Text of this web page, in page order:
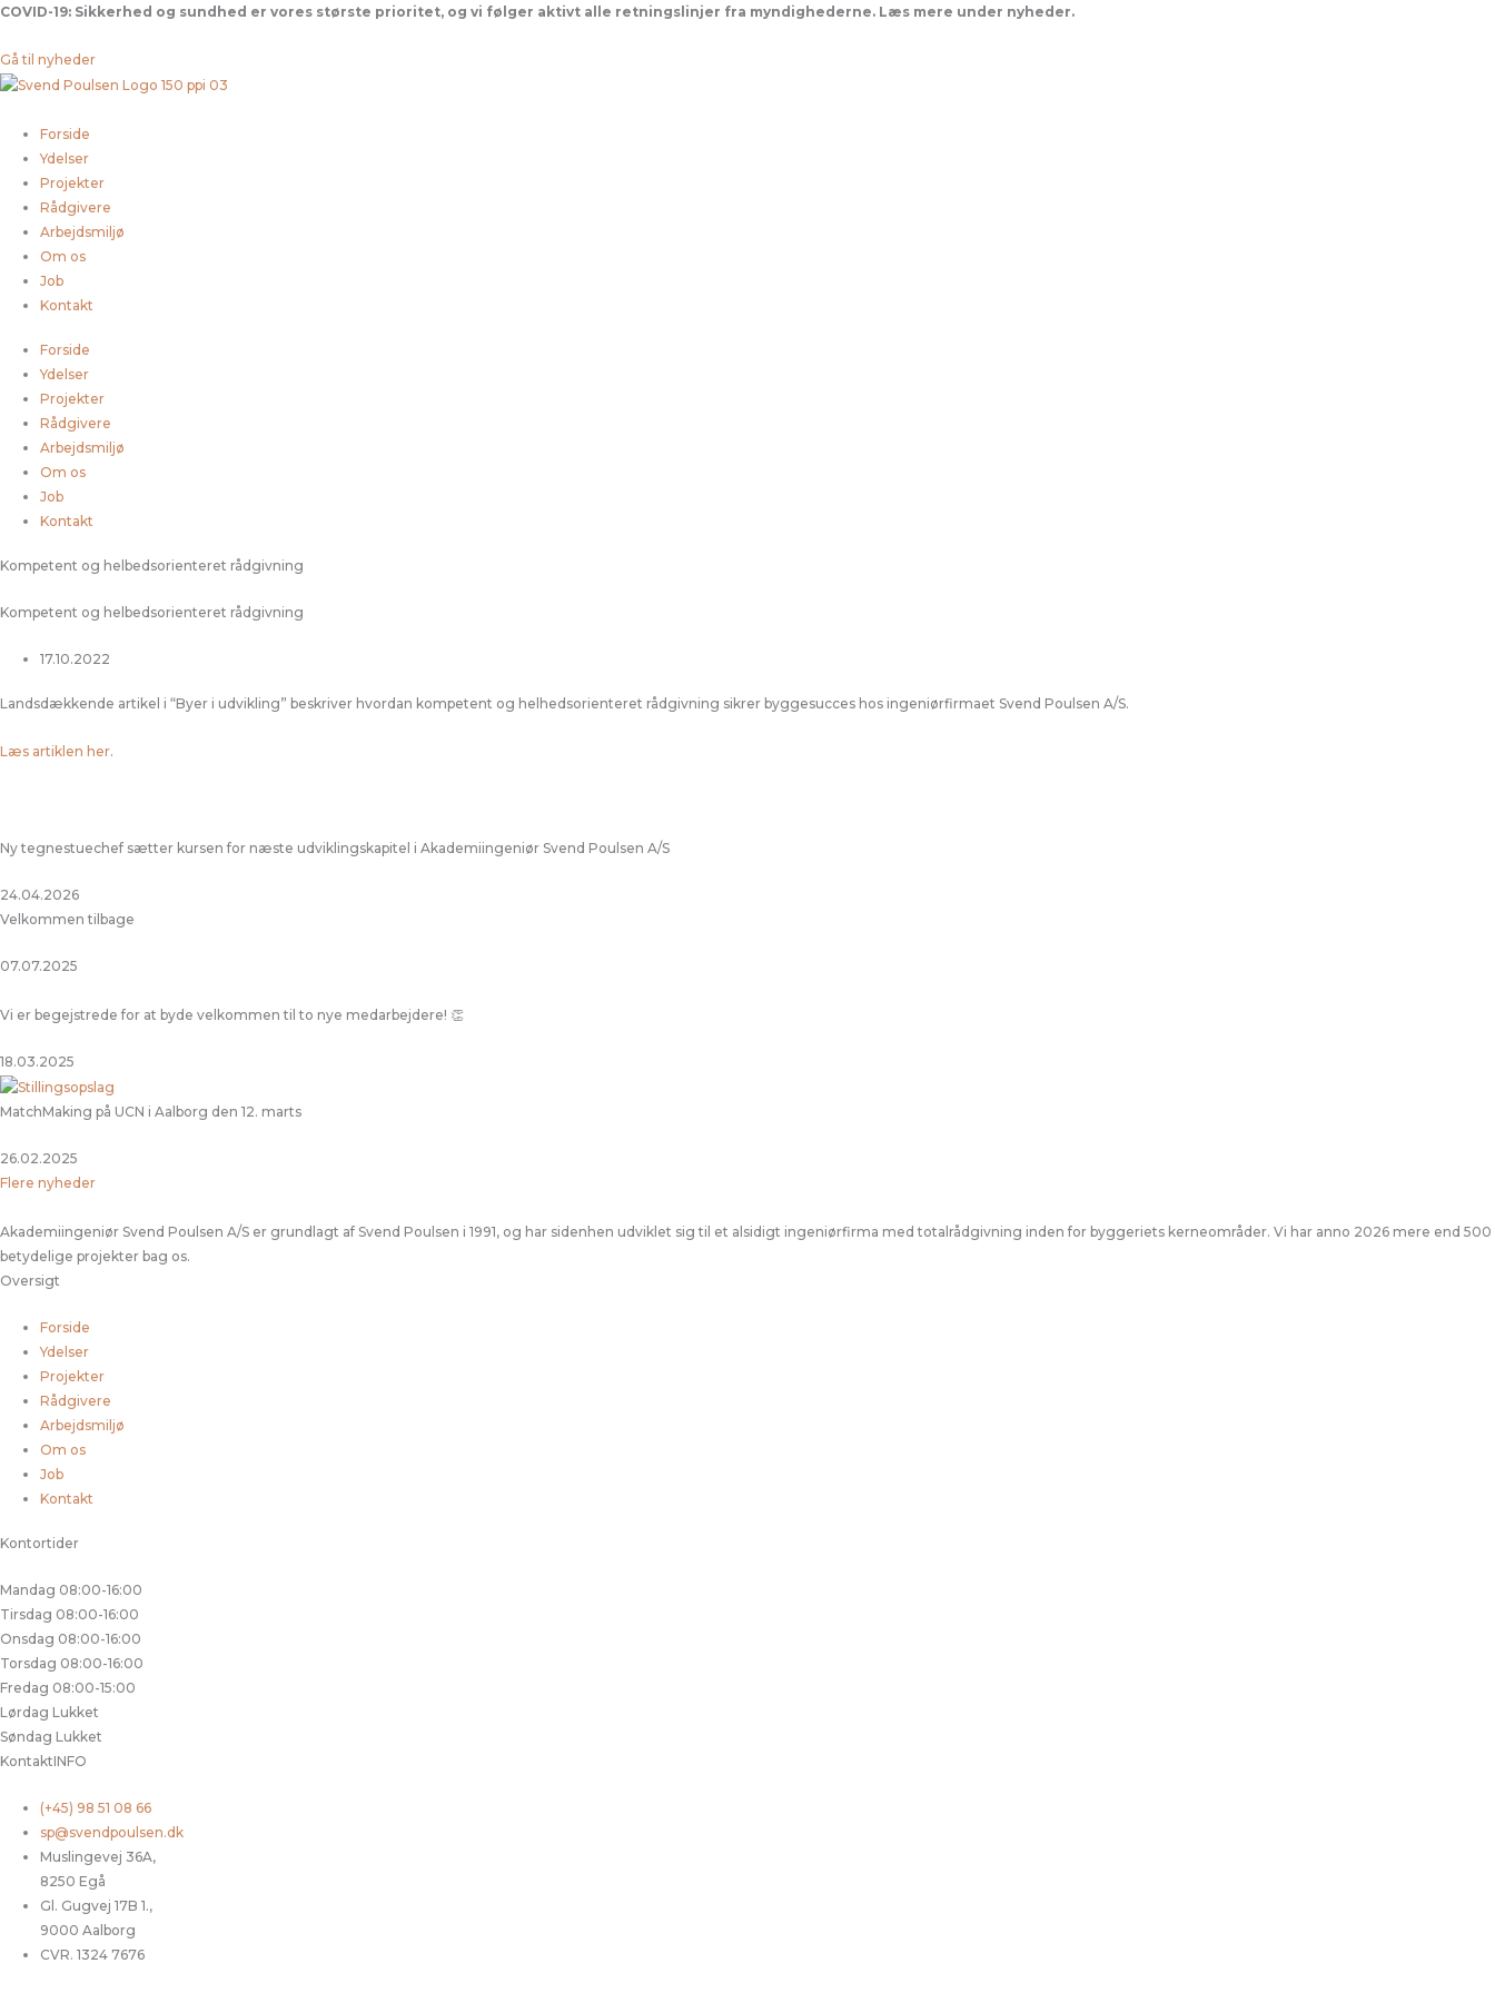
Gå
indholdet
COVID-19: Sikkerhed og sundhed er vores største prioritet, og vi følger aktivt alle retningslinjer fra myndighederne. Læs mere under nyheder.
Gå til nyheder
Forside
Ydelser
Projekter
Rådgivere
Arbejdsmiljø
Om os
Job
Kontakt
Forside
Ydelser
Projekter
Rådgivere
Arbejdsmiljø
Om os
Job
Kontakt
Kompetent og helbedsorienteret rådgivning
Kompetent og helbedsorienteret rådgivning
17.10.2022
Landsdækkende artikel i “Byer i udvikling” beskriver hvordan kompetent og helhedsorienteret rådgivning sikrer byggesucces hos ingeniørfirmaet Svend Poulsen A/S.
Læs artiklen her.
Ny tegnestuechef sætter kursen for næste udviklingskapitel i Akademiingeniør Svend Poulsen A/S
24.04.2026
Velkommen tilbage
07.07.2025
Vi er begejstrede for at byde velkommen til to nye medarbejdere! 👏
18.03.2025
MatchMaking på UCN i Aalborg den 12. marts
26.02.2025
Flere nyheder
Akademiingeniør Svend Poulsen A/S er grundlagt af Svend Poulsen i 1991, og har sidenhen udviklet sig til et alsidigt ingeniørfirma med totalrådgivning inden for byggeriets kerneområder. Vi har anno 2026 mere end 500
betydelige projekter bag os.
Oversigt
Forside
Ydelser
Projekter
Rådgivere
Arbejdsmiljø
Om os
Job
Kontakt
Kontortider
Mandag 08:00-16:00
Tirsdag 08:00-16:00
Onsdag 08:00-16:00
Torsdag 08:00-16:00
Fredag 08:00-15:00
Lørdag Lukket
Søndag Lukket
KontaktINFO
(+45) 98 51 08 66
sp@svendpoulsen.dk
Muslingevej 36A,
8250 Egå
Gl. Gugvej 17B 1.,
9000 Aalborg
CVR. 1324 7676